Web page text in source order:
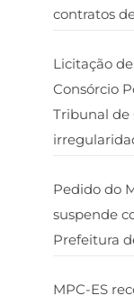
contratos
Licitação
Consórcio
Tribunal de
Pedido do
suspende
Prefeitura
MPC-ES